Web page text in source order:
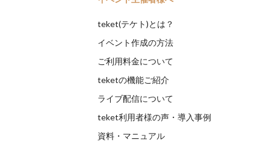
teket(テケト)とは？
イベント作成の方法
ご利用料金について
teketの機能ご紹介
ライブ配信について
teket利用者様の声・導入事例
資料・マニュアル